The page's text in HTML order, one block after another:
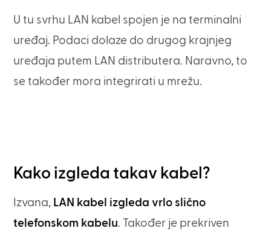
U tu svrhu LAN kabel spojen je na terminalni
uređaj. Podaci dolaze do drugog krajnjeg
uređaja putem LAN distributera. Naravno, to
se također mora integrirati u mrežu.
Kako izgleda takav kabel?
Izvana, LAN kabel izgleda vrlo slično
telefonskom kabelu. Također je prekriven